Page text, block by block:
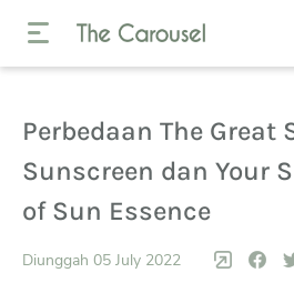
Perbedaan The Great
Sunscreen dan Your
of Sun Essence
Diunggah 05 July 2022